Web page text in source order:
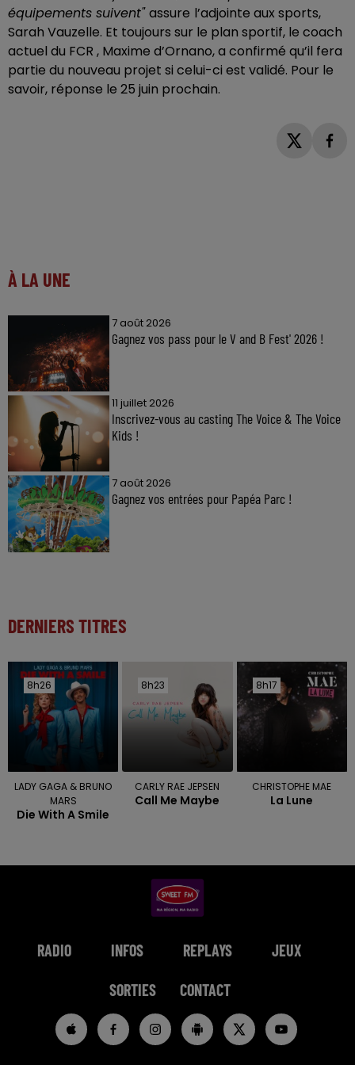
équipements suivent"assure l’adjointe aux sports,
Sarah Vauzelle. Et toujours sur le plan sportif, le coach
actuel du FCR , Maxime d’Ornano, a confirmé qu’il fera
partie du nouveau projet si celui-ci est validé. Pour le
savoir, réponse le 25 juin prochain.
À LA UNE
7 août 2026
Gagnez vos pass pour le V and B Fest' 2026 !
11 juillet 2026
Inscrivez-vous au casting The Voice & The Voice
Kids !
7 août 2026
Gagnez vos entrées pour Papéa Parc !
DERNIERS TITRES
8h26
8h26
LADY GAGA & BRUNO
MARS
Die With A Smile
8h23
8h23
CARLY RAE JEPSEN
Call Me Maybe
8h17
8h17
CHRISTOPHE MAE
La Lune
RADIO INFOS REPLAYS JEUX
SORTIES CONTACT